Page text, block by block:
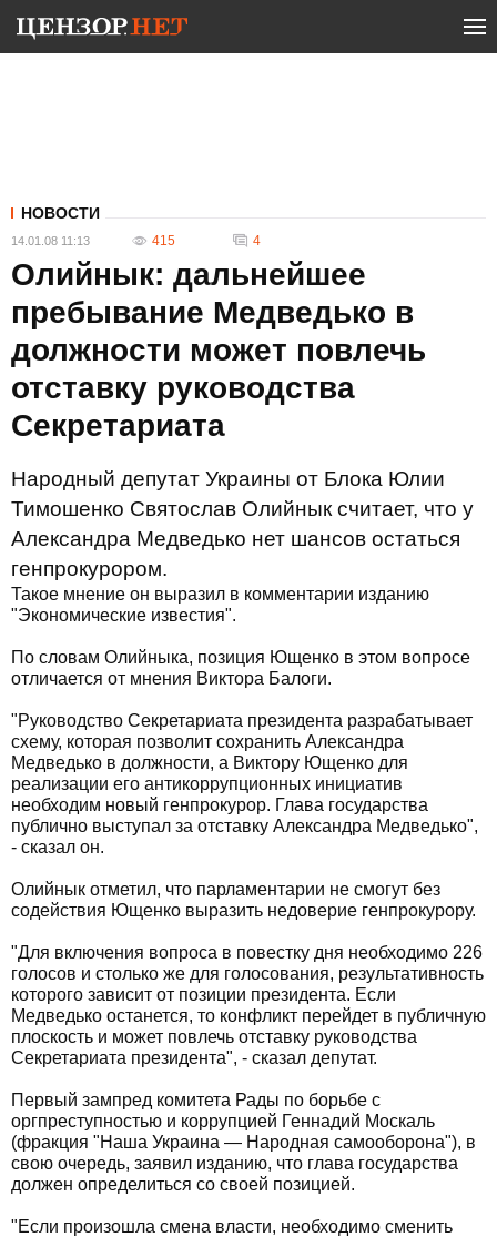
НОВОСТИ
14.01.08 11:13 415 4
Олийнык: дальнейшее
пребывание Медведько в
должности может повлечь
отставку руководства
Секретариата
Народный депутат Украины от Блока Юлии
Тимошенко Святослав Олийнык считает, что у
Александра Медведько нет шансов остаться
генпрокурором.
Такое мнение он выразил в комментарии изданию
"Экономические известия".
По словам Олийныка, позиция Ющенко в этом вопросе
отличается от мнения Виктора Балоги.
"Руководство Секретариата президента разрабатывает
схему, которая позволит сохранить Александра
Медведько в должности, а Виктору Ющенко для
реализации его антикоррупционных инициатив
необходим новый генпрокурор. Глава государства
публично выступал за отставку Александра Медведько",
- сказал он.
Олийнык отметил, что парламентарии не смогут без
содействия Ющенко выразить недоверие генпрокурору.
"Для включения вопроса в повестку дня необходимо 226
голосов и столько же для голосования, результативность
которого зависит от позиции президента. Если
Медведько останется, то конфликт перейдет в публичную
плоскость и может повлечь отставку руководства
Секретариата президента", - сказал депутат.
Первый зампред комитета Рады по борьбе с
оргпреступностью и коррупцией Геннадий Москаль
(фракция "Наша Украина — Народная самооборона"), в
свою очередь, заявил изданию, что глава государства
должен определиться со своей позицией.
"Если произошла смена власти, необходимо сменить